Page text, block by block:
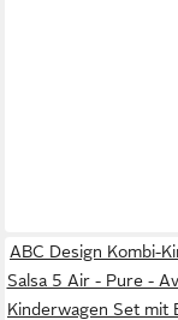
ABC Design Kombi-
Salsa 5 Air - Pure -
Kinderwagen Set mit